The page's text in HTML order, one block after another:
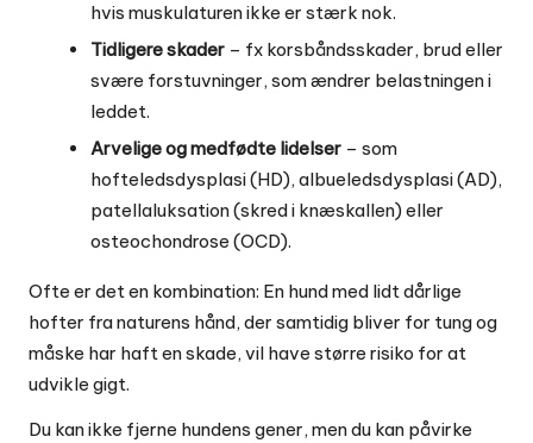
hvis muskulaturen ikke er stærk nok.
Tidligere skader – fx korsbåndsskader, brud eller
svære forstuvninger, som ændrer belastningen i
leddet.
Arvelige og medfødte lidelser – som
hofteledsdysplasi (HD), albueledsdysplasi (AD),
patellaluksation (skred i knæskallen) eller
osteochondrose (OCD).
Ofte er det en kombination: En hund med lidt dårlige
hofter fra naturens hånd, der samtidig bliver for tung og
måske har haft en skade, vil have større risiko for at
udvikle gigt.
Du kan ikke fjerne hundens gener, men du kan påvirke